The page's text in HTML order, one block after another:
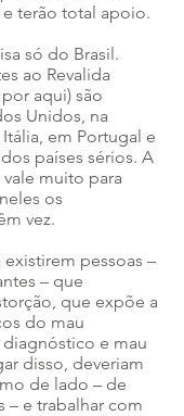
terão total apoio.
só do Brasil.
ao Revalida
aqui) são
Unidos, na
em Portugal e
países sérios. A
muito para
os
vez.
pessoas –
– que
que expõe a
do mau
e mau
disso, deveriam
de lado – de
– e trabalhar com